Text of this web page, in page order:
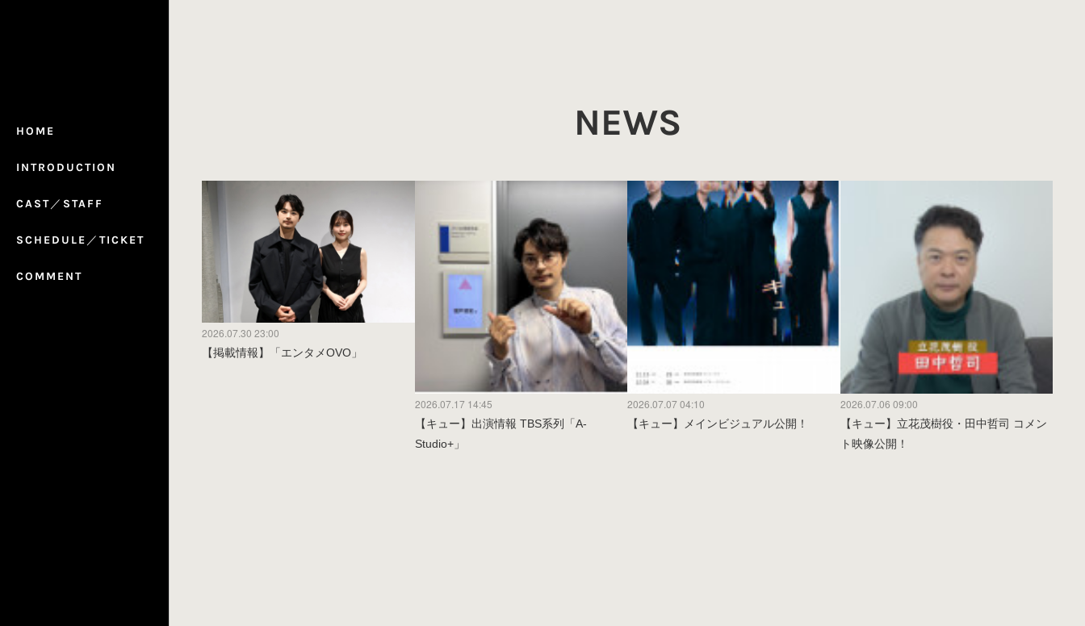
HOME
INTRODUCTION
CAST／STAFF
SCHEDULE／TICKET
COMMENT
NEWS
2026.07.30 23:00
【掲載情報】「エンタメOVO」
2026.07.17 14:45
【キュー】出演情報 TBS系列「A-
Studio+」
2026.07.07 04:10
【キュー】メインビジュアル公開！
2026.07.06 09:00
【キュー】立花茂樹役・田中哲司 コメン
ト映像公開！